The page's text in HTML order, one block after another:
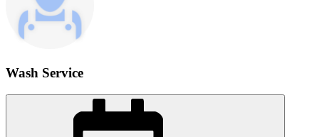
Wash Service